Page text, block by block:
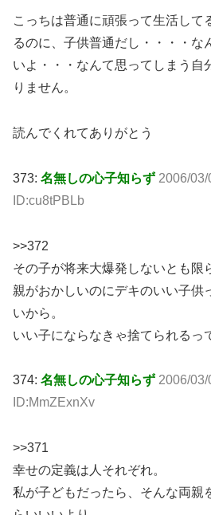
こっちは普通に頑張って生活して
るのに、子供普通だし・・・・な
いよ・・・なんて思ってしまう自
りません。
読んでくれてありがとう
373: 名無しの心子知らず 2006/03/
ID:cu8tPBLb
>>372
その子が将来大爆発しないとも限
親がおかしいのにデキのいい子供
いから。
いい子にならなきゃ捨てられるっ
374: 名無しの心子知らず 2006/03/
ID:MmZExnXv
>>371
幸せの定義は人それぞれ。
私が子どもだったら、そんな両親